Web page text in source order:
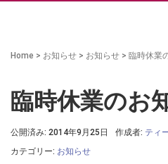
Home > お知らせ > お知らせ > 臨時休業
臨時休業のお
公開済み: 2014年9月25日 作成者: ティ
カテゴリー: お知らせ